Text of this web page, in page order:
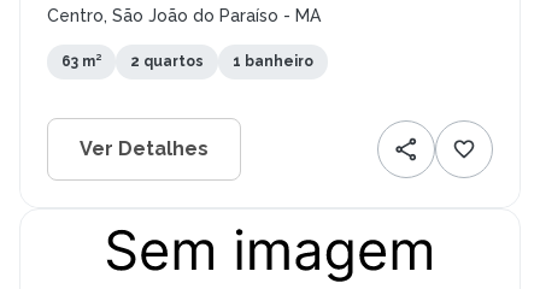
Centro, São João do Paraíso - MA
63 m² 2 quartos 1 banheiro
Ver Detalhes